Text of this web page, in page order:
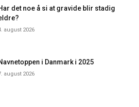
det noe å si at gravide blir stadig
august 2026
i Danmark i 2025
august 2026